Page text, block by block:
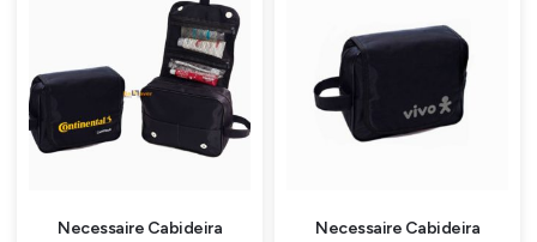
Necessaire Cabideira
Necessaire Cabideira